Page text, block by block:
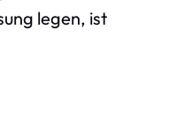
legen, ist